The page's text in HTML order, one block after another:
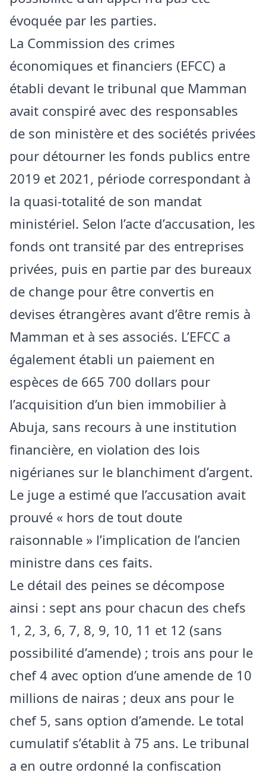
évoquée par les parties.
La Commission des crimes
économiques et financiers (EFCC) a
établi devant le tribunal que Mamman
avait conspiré avec des responsables
de son ministère et des sociétés privées
pour détourner les fonds publics entre
2019 et 2021, période correspondant à
la quasi-totalité de son mandat
ministériel. Selon l’acte d’accusation, les
fonds ont transité par des entreprises
privées, puis en partie par des bureaux
de change pour être convertis en
devises étrangères avant d’être remis à
Mamman et à ses associés. L’EFCC a
également établi un paiement en
espèces de 665 700 dollars pour
l’acquisition d’un bien immobilier à
Abuja, sans recours à une institution
financière, en violation des lois
nigérianes sur le blanchiment d’argent.
Le juge a estimé que l’accusation avait
prouvé « hors de tout doute
raisonnable » l’implication de l’ancien
ministre dans ces faits.
Le détail des peines se décompose
ainsi : sept ans pour chacun des chefs
1, 2, 3, 6, 7, 8, 9, 10, 11 et 12 (sans
possibilité d’amende) ; trois ans pour le
chef 4 avec option d’une amende de 10
millions de nairas ; deux ans pour le
chef 5, sans option d’amende. Le total
cumulatif s’établit à 75 ans. Le tribunal
a en outre ordonné la confiscation